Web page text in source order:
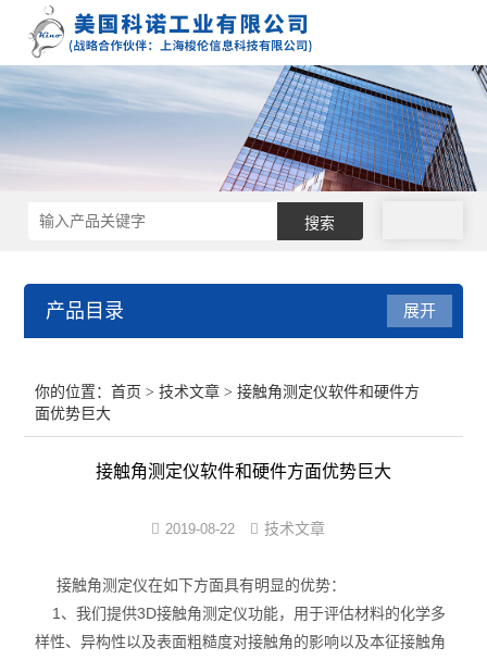
产品目录
表面张力仪
界面张力仪
界面弹性系数仪
表面清洁度分析仪
展开
你的位置：首页 >技术文章 > 接触角测定仪软件和硬件方
面优势巨大
接触角测定仪软件和硬件方面优势巨大
2019-08-22 技术文章
接触角测定仪在如下方面具有明显的优势：
1、我们提供3D接触角测定仪功能，用于评估材料的化学多
样性、异构性以及表面粗糙度对接触角的影响以及本征接触角